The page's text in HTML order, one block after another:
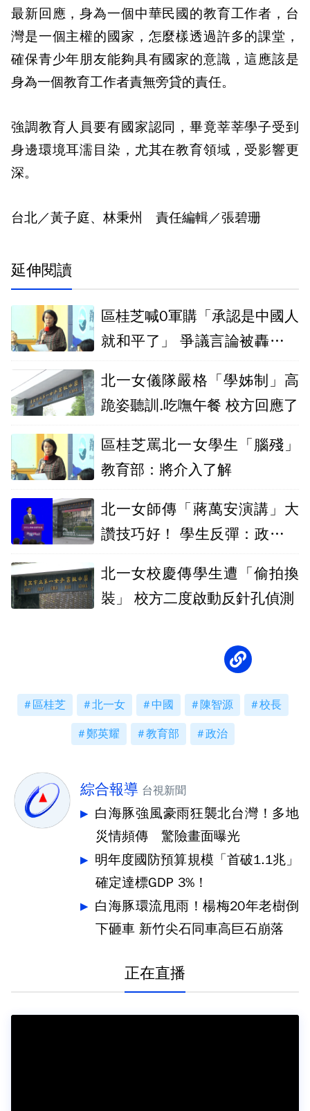
最新回應，身為一個中華民國的教育工作者，台
灣是一個主權的國家，怎麼樣透過許多的課堂，
確保青少年朋友能夠具有國家的意識，這應該是
身為一個教育工作者責無旁貸的責任。
強調教育人員要有國家認同，畢竟莘莘學子受到
身邊環境耳濡目染，尤其在教育領域，受影響更
深。
台北／黃子庭、林秉州 責任編輯／張碧珊
延伸閱讀
區桂芝喊0軍購「承認是中國人
就和平了」 爭議言論被轟是內
北一女儀隊嚴格「學姊制」高
跪姿聽訓.吃嘸午餐 校方回應了
區桂芝罵北一女學生「腦殘」
教育部：將介入了解
北一女師傳「蔣萬安演講」大
讚技巧好！ 學生反彈：政治入
北一女校慶傳學生遭「偷拍換
裝」 校方二度啟動反針孔偵測
區桂芝 北一女 中國 陳智源 校長
鄭英耀 教育部 政治
綜合報導 台視新聞
白海豚強風豪雨狂襲北台灣！多地
災情頻傳 驚險畫面曝光
明年度國防預算規模「首破1.1兆」
確定達標GDP 3%！
白海豚環流甩雨！楊梅20年老樹倒
下砸車 新竹尖石同車高巨石崩落
正在直播